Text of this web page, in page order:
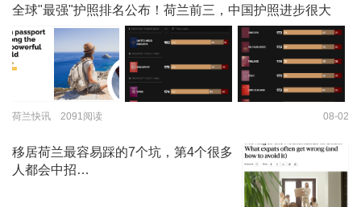
全球"最强"护照排名公布！荷兰前三，中国护照进步很大
荷兰快讯 2091阅读 08-02
移居荷兰最容易踩的7个坑，第4个很多
人都会中招…